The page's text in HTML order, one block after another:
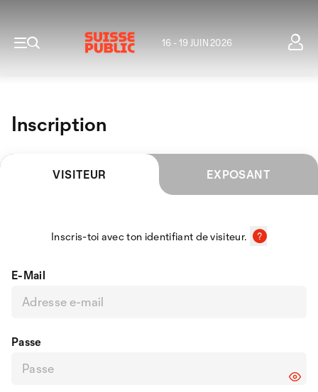
16 - 19 JUIN 2026
Inscription
VISITEUR EXPOSANT
Inscris-toi avec ton identifiant de visiteur.
E-Mail
Passe